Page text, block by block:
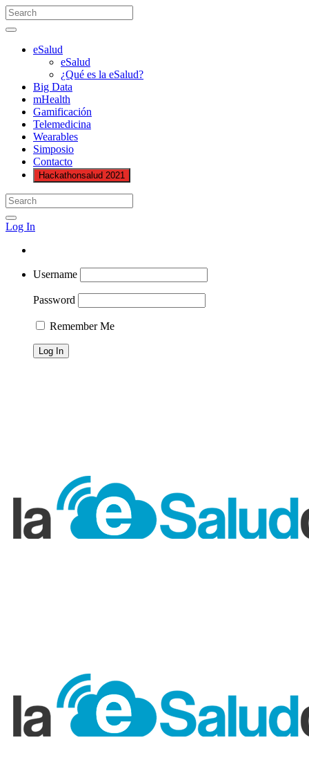
eSalud
eSalud
¿Qué es la eSalud?
Big Data
mHealth
Gamificación
Telemedicina
Wearables
Simposio
Contacto
Hackathonsalud 2021
Log In
Username
Password
Remember Me